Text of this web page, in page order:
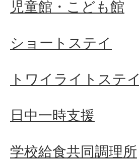
児童館・こども館
ショートステイ
トワイライトステイ
日中一時支援
学校給食共同調理所